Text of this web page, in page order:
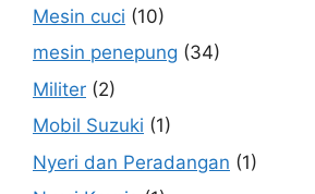
Mesin cuci (10)
mesin penepung (34)
Militer (2)
Mobil Suzuki (1)
Nyeri dan Peradangan (1)